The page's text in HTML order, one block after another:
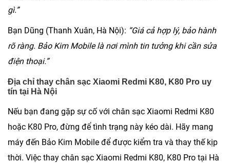
gì.”
Bạn Dũng (Thanh Xuân, Hà Nội): “Giá cả hợp lý, bảo hành
rõ ràng. Bảo Kim Mobile là nơi mình tin tưởng khi cần sửa
điện thoại.”
Địa chỉ thay chân sạc Xiaomi Redmi K80, K80 Pro uy
tín tại Hà Nội
Nếu bạn đang gặp sự cố với chân sạc Xiaomi Redmi K80
hoặc K80 Pro, đừng để tình trạng này kéo dài. Hãy mang
máy đến Bảo Kim Mobile để được kiểm tra và thay thế kịp
thời. Việc thay chân sạc Xiaomi Redmi K80, K80 Pro tại Hà